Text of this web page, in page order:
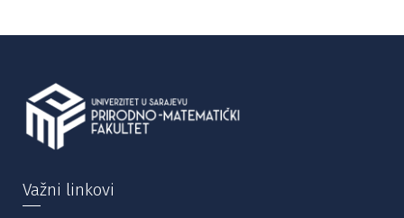
Važni linkovi